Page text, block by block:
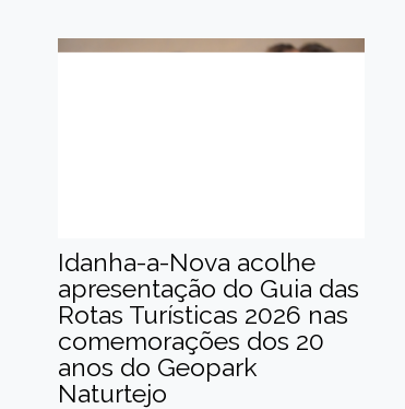
Idanha-a-Nova acolhe
apresentação do Guia das
Rotas Turísticas 2026 nas
comemorações dos 20
anos do Geopark
Naturtejo